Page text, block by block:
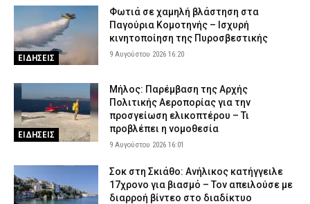
Συναγερμός: Εξαφανίστηκε 31χρονος στην Έδεσσα
ΑΣΤΥΝΟΜΙΑ 9 Αυγούστου 2026 08:53
ΕΙΔΗΣΕΙΣ
Φωτιά σε χαμηλή βλάστηση στα
Παγούρια Κομοτηνής – Ισχυρή
κινητοποίηση της Πυροσβεστικής
9 Αυγούστου 2026 16:20
ΕΙΔΗΣΕΙΣ
Μήλος: Παρέμβαση της Αρχής
Πολιτικής Αεροπορίας για την
προσγείωση ελικοπτέρου – Τι
προβλέπει η νομοθεσία
9 Αυγούστου 2026 16:01
Σοκ στη Σκιάθο: Ανήλικος κατήγγειλε
17χρονο για βιασμό – Τον απειλούσε με
διαρροή βίντεο στο διαδίκτυο